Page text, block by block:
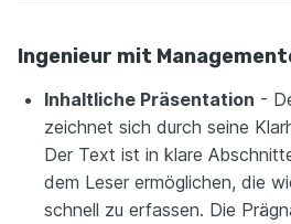
Ingenieur mit
Inhaltliche Präsentation -
zeichnet sich durch seine
Der Text ist in klare
dem Leser ermöglichen, die
schnell zu erfassen. Die